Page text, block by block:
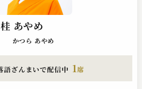
桂 あやめ
かつら あやめ
語ざんまいで配信中 1席